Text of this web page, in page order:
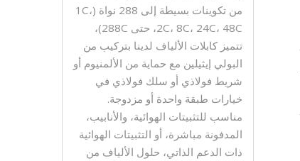
من تكوينات بسيطة إلى 288 نواة (1C،
2C، 8C، 24C، 48C، حتى 288C)،
تتميز كابلات الألياف لدينا بتركيب من
البولي إيثيلين مع حماية من الألمنيوم أو
شريط فولاذي أو سلك فولاذي في
خيارات طبقة واحدة أو مزدوجة.
مناسب للتثبيتات الهوائية، والأنابيب،
المدفونة مباشرة، أو التثبيتات الهوائية
ذات الدعم الذاتي، حلول الألياف من